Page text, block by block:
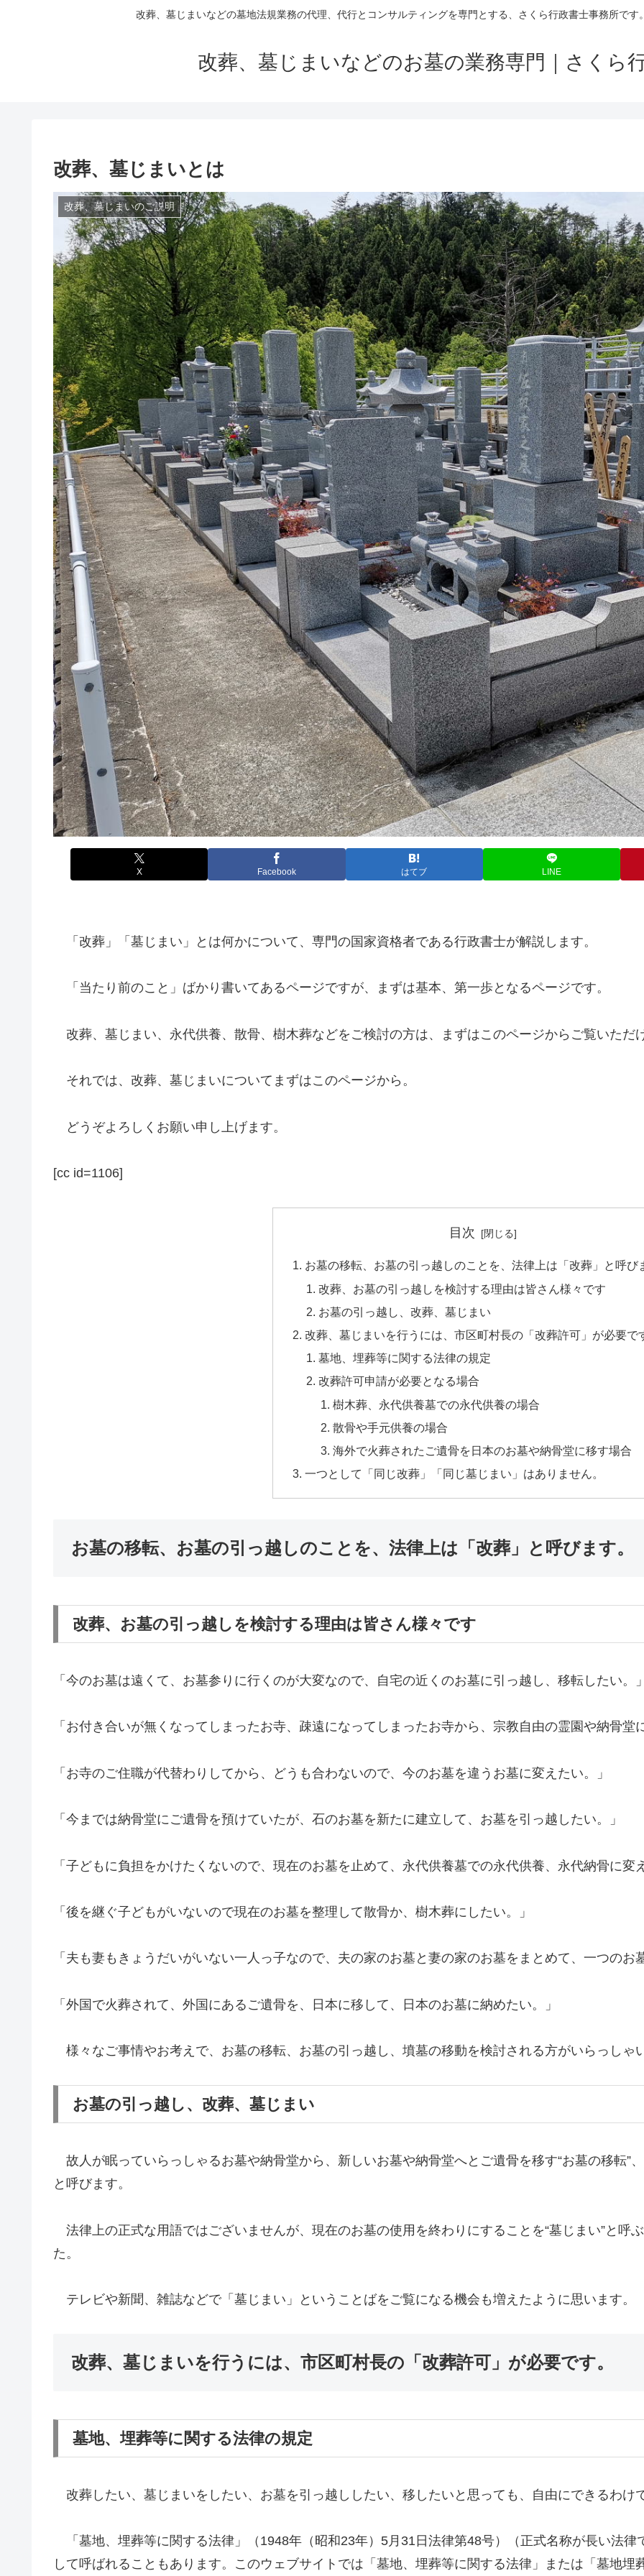
改葬、墓じまいなどの墓地法規業務の代理、代行とコンサルティングを専門とする、さくら行政書士事務所で
改葬、墓じまいなどのお墓の業務専門｜さくら
改葬、墓じまいとは
改葬、墓じまいのご説明
X Facebook はてブ LINE
「改葬」「墓じまい」とは何かについて、専門の国家資格者である行政書士が解説します。
「当たり前のこと」ばかり書いてあるページですが、まずは基本、第一歩となるページです。
改葬、墓じまい、永代供養、散骨、樹木葬などをご検討の方は、まずはこのページからご覧いただ
それでは、改葬、墓じまいについてまずはこのページから。
どうぞよろしくお願い申し上げます。
[cc id=1106]
目次
お墓の移転、お墓の引っ越しのことを、法律上は「改葬」と呼び
改葬、お墓の引っ越しを検討する理由は皆さん様々です
お墓の引っ越し、改葬、墓じまい
改葬、墓じまいを行うには、市区町村長の「改葬許可」が必要で
墓地、埋葬等に関する法律の規定
改葬許可申請が必要となる場合
樹木葬、永代供養墓での永代供養の場合
散骨や手元供養の場合
海外で火葬されたご遺骨を日本のお墓や納骨堂に移す場合
一つとして「同じ改葬」「同じ墓じまい」はありません。
お墓の移転、お墓の引っ越しのことを、法律上は「改葬」と呼びます。
改葬、お墓の引っ越しを検討する理由は皆さん様々です
「今のお墓は遠くて、お墓参りに行くのが大変なので、自宅の近くのお墓に引っ越し、移転したい。
「お付き合いが無くなってしまったお寺、疎遠になってしまったお寺から、宗教自由の霊園や納骨堂
「お寺のご住職が代替わりしてから、どうも合わないので、今のお墓を違うお墓に変えたい。」
「今までは納骨堂にご遺骨を預けていたが、石のお墓を新たに建立して、お墓を引っ越したい。」
「子どもに負担をかけたくないので、現在のお墓を止めて、永代供養墓での永代供養、永代納骨に変
「後を継ぐ子どもがいないので現在のお墓を整理して散骨か、樹木葬にしたい。」
「夫も妻もきょうだいがいない一人っ子なので、夫の家のお墓と妻の家のお墓をまとめて、一つの
「外国で火葬されて、外国にあるご遺骨を、日本に移して、日本のお墓に納めたい。」
様々なご事情やお考えで、お墓の移転、お墓の引っ越し、墳墓の移動を検討される方がいらっしゃ
お墓の引っ越し、改葬、墓じまい
故人が眠っていらっしゃるお墓や納骨堂から、新しいお墓や納骨堂へとご遺骨を移す“お墓の移転”
と呼びます。
法律上の正式な用語ではございませんが、現在のお墓の使用を終わりにすることを“墓じまい”と呼
た。
テレビや新聞、雑誌などで「墓じまい」ということばをご覧になる機会も増えたように思います。
改葬、墓じまいを行うには、市区町村長の「改葬許可」が必要です。
墓地、埋葬等に関する法律の規定
改葬したい、墓じまいをしたい、お墓を引っ越ししたい、移したいと思っても、自由にできるわけ
「墓地、埋葬等に関する法律」（1948年（昭和23年）5月31日法律第48号）（正式名称が長い法律
して呼ばれることもあります。このウェブサイトでは「墓地、埋葬等に関する法律」または「墓地